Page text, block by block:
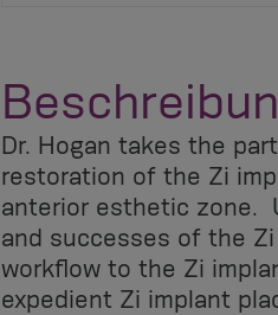
Dr. Hogan takes the
restoration of the Zi
anterior esthetic zone.
and successes of the
workflow to the Zi
expedient Zi implant